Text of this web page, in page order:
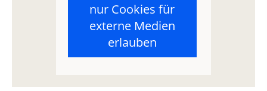
nur Cookies für
externe Medien
erlauben